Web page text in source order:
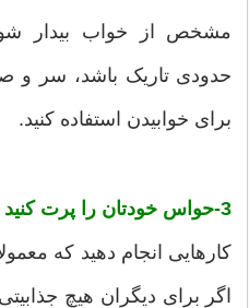
مشخص از خواب بیدار
حدودی تاریک باشد، سر و
برای خوابیدن استفاده کنید.
3-حواس خودتان را پرت کنید
کارهایی انجام دهید که
اگر برای دیگران هیچ